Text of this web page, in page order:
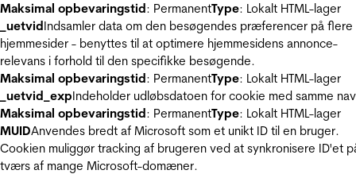
Maksimal opbevaringstid: PermanentType: Lokalt HTML-lager
_uetvidIndsamler data om den besøgendes præferencer på flere
hjemmesider - benyttes til at optimere hjemmesidens annonce-
relevans i forhold til den specifikke besøgende.
Maksimal opbevaringstid: PermanentType: Lokalt HTML-lager
_uetvid_expIndeholder udløbsdatoen for cookie med samme
Maksimal opbevaringstid: PermanentType: Lokalt HTML-lager
MUIDAnvendes bredt af Microsoft som et unikt ID til en bruger.
Cookien muliggør tracking af brugeren ved at synkronisere ID'et
tværs af mange Microsoft-domæner.